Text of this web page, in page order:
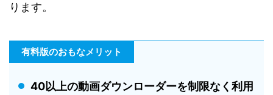
ります。
有料版のおもなメリット
40以上の動画ダウンローダーを制限なく利用